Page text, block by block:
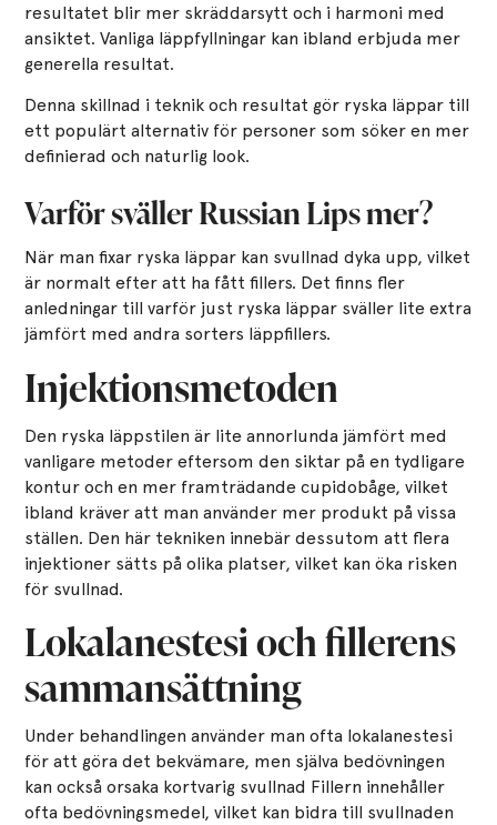
resultatet blir mer skräddarsytt och i harmoni med
ansiktet. Vanliga läppfyllningar kan ibland erbjuda mer
generella resultat.
Denna skillnad i teknik och resultat gör ryska läppar till
ett populärt alternativ för personer som söker en mer
definierad och naturlig look.
Varför sväller Russian Lips mer?
När man fixar ryska läppar kan svullnad dyka upp, vilket
är normalt efter att ha fått fillers. Det finns fler
anledningar till varför just ryska läppar sväller lite extra
jämfört med andra sorters läppfillers.
Injektionsmetoden
Den ryska läppstilen är lite annorlunda jämfört med
vanligare metoder eftersom den siktar på en tydligare
kontur och en mer framträdande cupidobåge, vilket
ibland kräver att man använder mer produkt på vissa
ställen. Den här tekniken innebär dessutom att flera
injektioner sätts på olika platser, vilket kan öka risken
för svullnad.
Lokalanestesi och fillerens
sammansättning
Under behandlingen använder man ofta lokalanestesi
för att göra det bekvämare, men själva bedövningen
kan också orsaka kortvarig svullnad Fillern innehåller
ofta bedövningsmedel, vilket kan bidra till svullnaden